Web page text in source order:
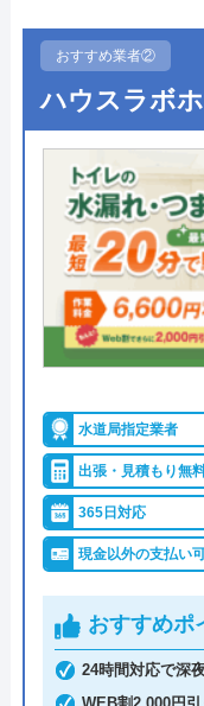
●駆けつけ時間
●定休日
●出張見積もり
●支払い方法
●累計実績
●保証・保険
イースマイル
イースマイルは
ると認められてい
土日祝日・深夜
ても割増料金が
おすすめ業者②
ハウスラボ
水道局指定業者
出張・見積もり無
365日対応
現金以外の支払い
おすすめポ
24時間対応で深